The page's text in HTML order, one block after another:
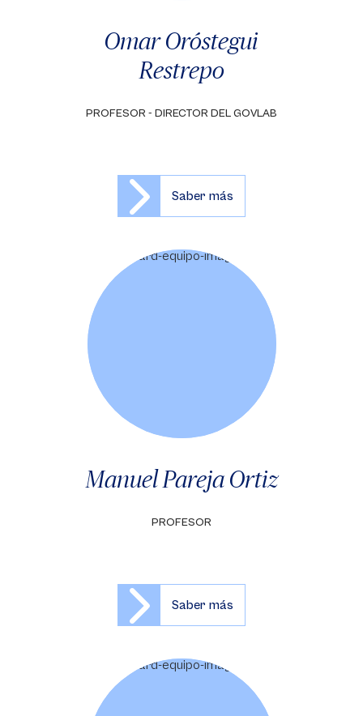
Omar Oróstegui
Restrepo
PROFESOR - DIRECTOR DEL GOVLAB
Saber más
Manuel Pareja Ortiz
PROFESOR
Saber más